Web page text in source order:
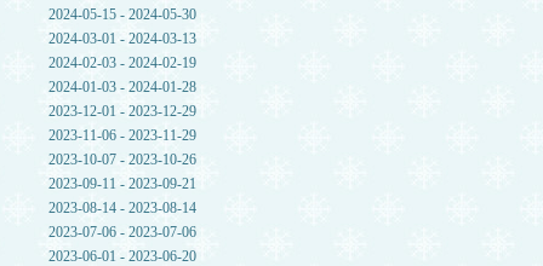
2024-05-15 - 2024-05-30
2024-03-01 - 2024-03-13
2024-02-03 - 2024-02-19
2024-01-03 - 2024-01-28
2023-12-01 - 2023-12-29
2023-11-06 - 2023-11-29
2023-10-07 - 2023-10-26
2023-09-11 - 2023-09-21
2023-08-14 - 2023-08-14
2023-07-06 - 2023-07-06
2023-06-01 - 2023-06-20